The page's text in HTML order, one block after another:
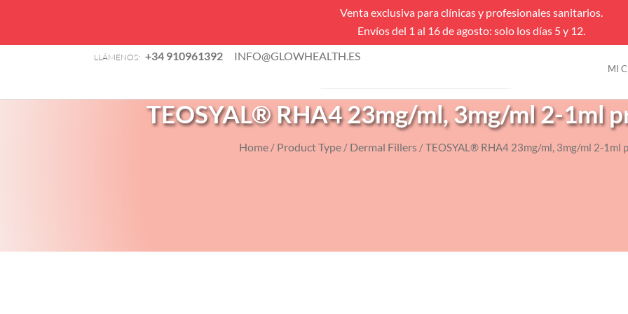
Venta exclusiva para clínicas y profesionales sanitarios.
Envíos del 1 al 16 de agosto: solo los días 5 y 12.
LLÁMENOS: +34 910961392 INFO@GLOWHEALTH.ES
MI
Búsqueda
VENTAS FLASH
TEOSYAL® RHA4 23mg/ml, 3mg/ml 2-1ml
Home / Product Type / Dermal Fillers / TEOSYAL® RHA4 23mg/ml, 3mg/ml 2-1ml